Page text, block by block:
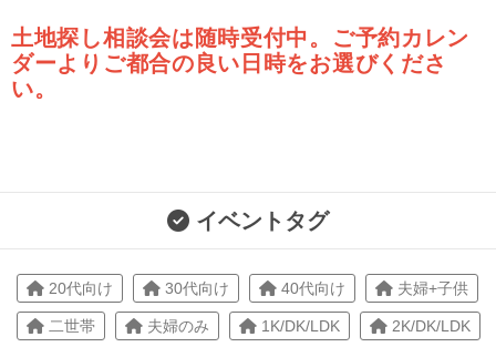
土地探し相談会は随時受付中。ご予約カレン
ダーよりご都合の良い日時をお選びくださ
い。
イベントタグ
20代向け 30代向け 40代向け 夫婦+子供
二世帯 夫婦のみ 1K/DK/LDK 2K/DK/LDK